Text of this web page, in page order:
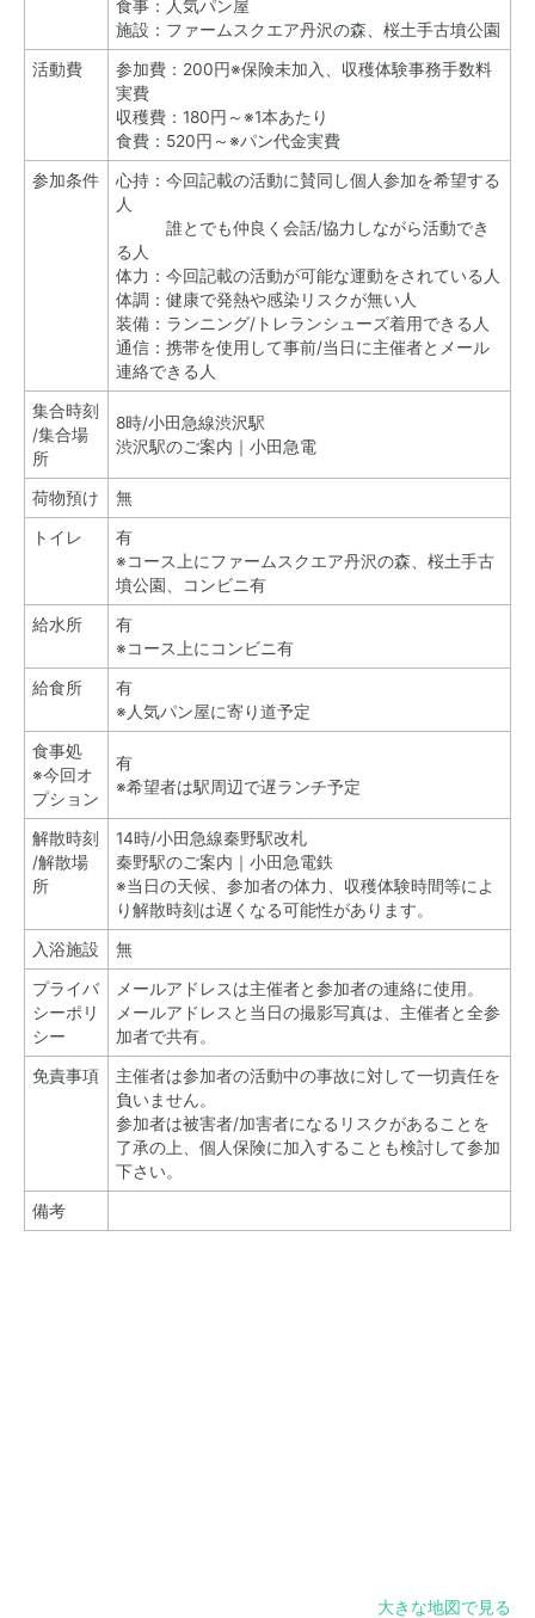
食事：人気パン屋
施設：ファームスクエア丹沢の森、桜土手古墳公園
活動費
参加費：200円※保険未加入、収穫体験事務手数料
実費
収穫費：180円～※1本あたり
食費：520円～※パン代金実費
参加条件
心持：今回記載の活動に賛同し個人参加を希望する
人
誰とでも仲良く会話/協力しながら活動でき
る人
体力：今回記載の活動が可能な運動をされている人
体調：健康で発熱や感染リスクが無い人
装備：ランニング/トレランシューズ着用できる人
通信：携帯を使用して事前/当日に主催者とメール
連絡できる人
集合時刻
/集合場
所
8時/小田急線渋沢駅
渋沢駅のご案内｜小田急電
荷物預け 無
トイレ
有
※コース上にファームスクエア丹沢の森、桜土手古
墳公園、コンビニ有
給水所
有
※コース上にコンビニ有
給食所
有
※人気パン屋に寄り道予定
食事処
※今回オ
プション
有
※希望者は駅周辺で遅ランチ予定
解散時刻
/解散場
所
14時/小田急線秦野駅改札
秦野駅のご案内｜小田急電鉄
※当日の天候、参加者の体力、収穫体験時間等によ
り解散時刻は遅くなる可能性があります。
入浴施設 無
プライバ
シーポリ
シー
メールアドレスは主催者と参加者の連絡に使用。
メールアドレスと当日の撮影写真は、主催者と全参
加者で共有。
免責事項
主催者は参加者の活動中の事故に対して一切責任を
負いません。
参加者は被害者/加害者になるリスクがあることを
了承の上、個人保険に加入することも検討して参加
下さい。
備考
大きな地図で見る